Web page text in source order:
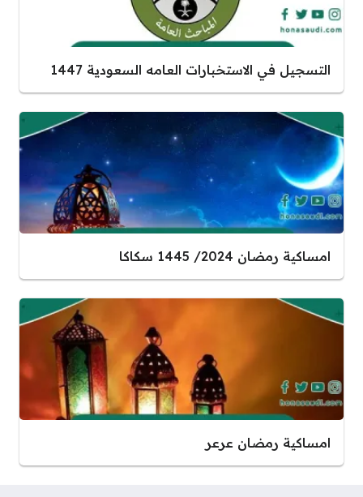
التسجيل في الاستخبارات العامه السعودية 1447
امساكية رمضان 2024/ 1445 سكاكا
امساكية رمضان عرعر